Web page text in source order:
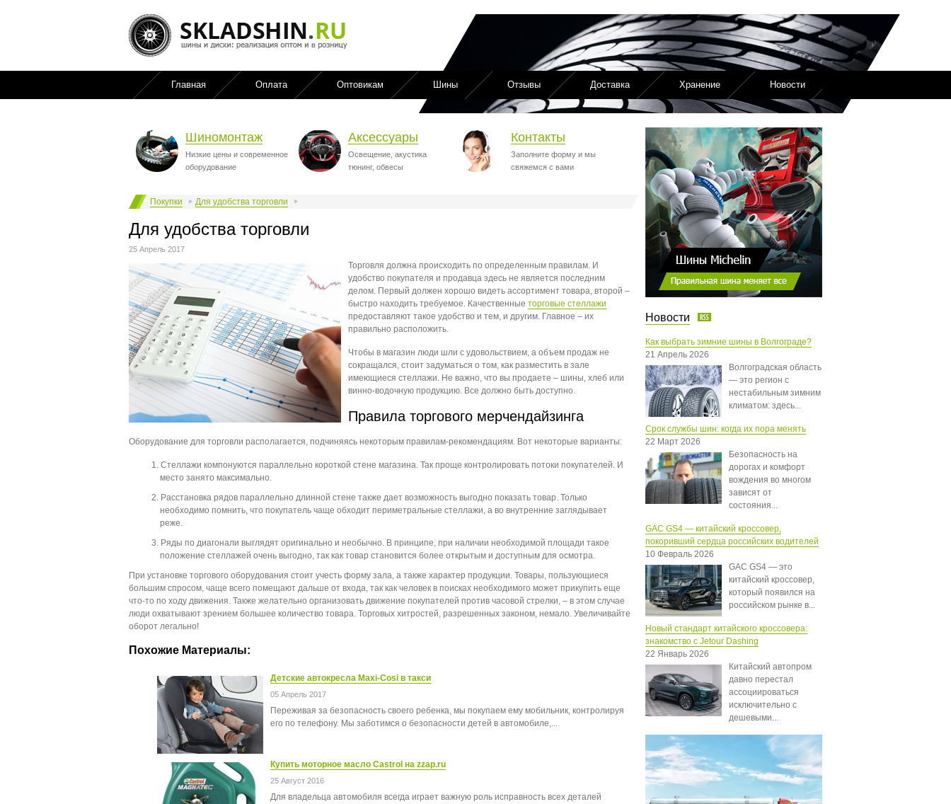
Главная Оплата Оптовикам Шины Отзывы Доставка Хранение Новости
Шиномонтаж
Низкие цены и современное
оборудование
Аксессуары
Освещение, акустика
тюнинг, обвесы
Контакты
Заполните форму и мы
свяжемся с вами
Покупки Для удобства торговли
Для удобства торговли
25 Апрель 2017
Торговля должна происходить по определенным правилам. И
удобство покупателя и продавца здесь не является последним
делом. Первый должен хорошо видеть ассортимент товара, второй –
быстро находить требуемое. Качественные торговые стеллажи
предоставляют такое удобство и тем, и другим. Главное – их
правильно расположить.
Чтобы в магазин люди шли с удовольствием, а объем продаж не
сокращался, стоит задуматься о том, как разместить в зале
имеющиеся стеллажи. Не важно, что вы продаете – шины, хлеб или
винно-водочную продукцию. Все должно быть доступно.
Правила торгового мерчендайзинга
Оборудование для торговли располагается, подчиняясь некоторым правилам-рекомендациям. Вот некоторые варианты:
Стеллажи компонуются параллельно короткой стене магазина. Так проще контролировать потоки покупателей. И
место занято максимально.
Расстановка рядов параллельно длинной стене также дает возможность выгодно показать товар. Только
необходимо помнить, что покупатель чаще обходит периметральные стеллажи, а во внутренние заглядывает
реже.
Ряды по диагонали выглядят оригинально и необычно. В принципе, при наличии необходимой площади такое
положение стеллажей очень выгодно, так как товар становится более открытым и доступным для осмотра.
При установке торгового оборудования стоит учесть форму зала, а также характер продукции. Товары, пользующиеся
большим спросом, чаще всего помещают дальше от входа, так как человек в поисках необходимого может прикупить еще
что-то по ходу движения. Также желательно организовать движение покупателей против часовой стрелки, – в этом случае
люди охватывают зрением большее количество товара. Торговых хитростей, разрешенных законом, немало. Увеличивайте
оборот легально!
Похожие Материалы:
Детские автокресла Maxi-Cosi в такси
05 Апрель 2017
Переживая за безопасность своего ребенка, мы покупаем ему мобильник, контролируя
его по телефону. Мы заботимся о безопасности детей в автомобиле,...
Купить моторное масло Castrol на zzap.ru
25 Август 2016
Для владельца автомобиля всегда играет важную роль исправность всех деталей
Новости
Как выбрать зимние шины в Волгограде?
21 Апрель 2026
Волгоградская область
— это регион с
нестабильным зимним
климатом: здесь...
Срок службы шин: когда их пора менять
22 Март 2026
Безопасность на
дорогах и комфорт
вождения во многом
зависят от
состояния...
GAC GS4 — китайский кроссовер,
покоривший сердца российских водителей
10 Февраль 2026
GAC GS4 — это
китайский кроссовер,
который появился на
российском рынке в...
Новый стандарт китайского кроссовера:
знакомство с Jetour Dashing
22 Январь 2026
Китайский автопром
давно перестал
ассоциироваться
исключительно с
дешевыми...